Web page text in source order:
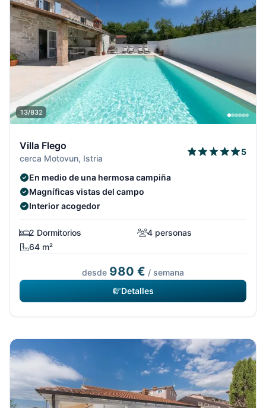
13/832
Villa Flego
cerca Motovun, Istria
5
En medio de una hermosa campiña
Magníficas vistas del campo
Interior acogedor
2 Dormitorios
4 personas
64 m²
desde 980 € / semana
Detalles